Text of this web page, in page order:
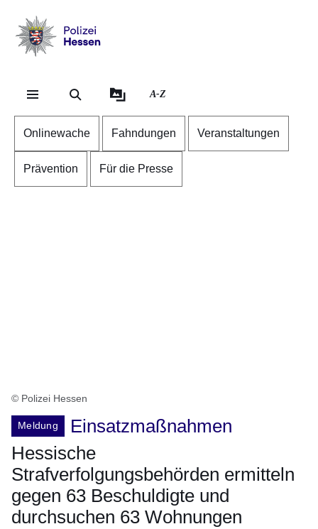
Hessen
A-Z
Onlinewache Fahndungen Veranstaltungen
Prävention Für die Presse
© Polizei Hessen
Meldung
Einsatzmaßnahmen
Hessische
Strafverfolgungsbehörden ermitteln
gegen 63 Beschuldigte und
durchsuchen 63 Wohnungen